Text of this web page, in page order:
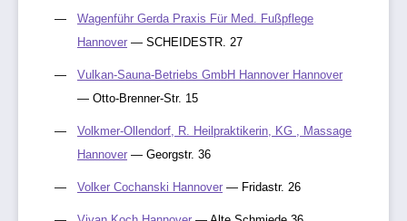
Wagenführ Gerda Praxis Für Med. Fußpflege
Hannover — SCHEIDESTR. 27
Vulkan-Sauna-Betriebs GmbH Hannover Hannover
— Otto-Brenner-Str. 15
Volkmer-Ollendorf, R. Heilpraktikerin, KG , Massage
Hannover — Georgstr. 36
Volker Cochanski Hannover — Fridastr. 26